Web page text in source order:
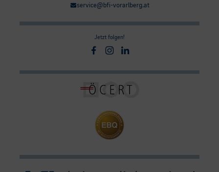
service@bfi-vorarlberg.at
Jetzt folgen!
Facebook
Instagram
Linkedin